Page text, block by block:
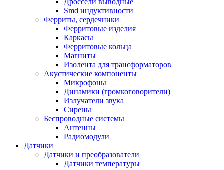
Smd индуктивности
Ферриты, сердечники
Ферритовые изделия
Каркасы
Ферритовые кольца
Магниты
Изолента для трансформаторов
Акустические компоненты
Микрофоны
Динамики (громкоговорители)
Излучатели звука
Сирены
Беспроводные системы
Антенны
Радиомодули
Датчики
Датчики и преобразователи
Датчики температуры